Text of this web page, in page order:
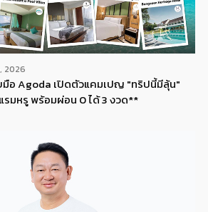
2026
มือ Agoda เปิดตัวแคมเปญ "ทริปนี้มีลุ้น"
รมหรู พร้อมผ่อน 0 ได้ 3 งวด**